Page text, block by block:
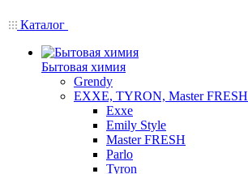
Каталог
Бытовая химия
Grendy
EXXE, TYRON, Master FRESH
Exxe
Emily Style
Master FRESH
Parlo
Tyron